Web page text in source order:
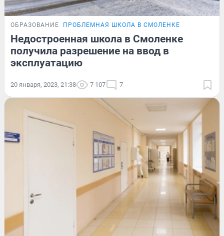
ОБРАЗОВАНИЕ ПРОБЛЕМНАЯ ШКОЛА В СМОЛЕНКЕ
Недостроенная школа в Смоленке
получила разрешение на ввод в
эксплуатацию
20 января, 2023, 21:38 7 107 7